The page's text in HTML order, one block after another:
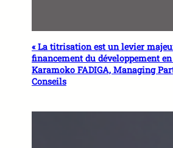
« La titrisation est un levier
financement du développement
Karamoko FADIGA, Managing
Conseils